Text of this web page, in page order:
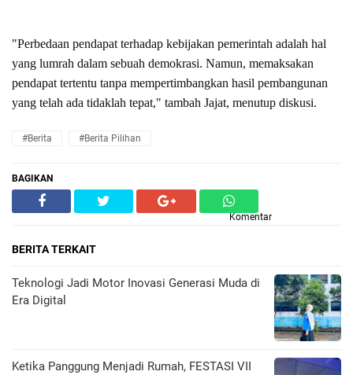
"Perbedaan pendapat terhadap kebijakan pemerintah adalah hal
yang lumrah dalam sebuah demokrasi. Namun, memaksakan
pendapat tertentu tanpa mempertimbangkan hasil pembangunan
yang telah ada tidaklah tepat," tambah Jajat, menutup diskusi.
#Berita #Berita Pilihan
BAGIKAN
Komentar
BERITA TERKAIT
Teknologi Jadi Motor Inovasi Generasi Muda di
Era Digital
Ketika Panggung Menjadi Rumah, FESTASI VII